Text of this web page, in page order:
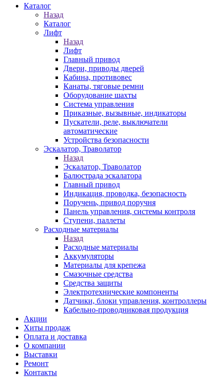
Каталог
Назад
Каталог
Лифт
Назад
Лифт
Главный привод
Двери, приводы дверей
Кабина, противовес
Канаты, тяговые ремни
Оборудование шахты
Система управления
Приказные, вызывные, индикаторы
Пускатели, реле, выключатели
автоматические
Устройства безопасности
Эскалатор, Траволатор
Назад
Эскалатор, Траволатор
Балюстрада эскалатора
Главный привод
Индикация, проводка, безопасность
Поручень, привод поручня
Панель управления, системы контроля
Ступени, паллеты
Расходные материалы
Назад
Расходные материалы
Аккумуляторы
Материалы для крепежа
Смазочные средства
Средства защиты
Электротехнические компоненты
Датчики, блоки управления, контроллеры
Кабельно-проводниковая продукция
Акции
Хиты продаж
Оплата и доставка
О компании
Выставки
Ремонт
Контакты